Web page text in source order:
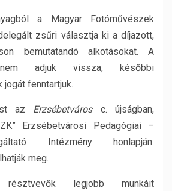
a Magyar Fotóművészek
zsűri választja ki a díjazott,
bemutatandó alkotásokat. A
nem adjuk vissza, későbbi
fenntartjuk.
az Erzsébetvárosc. újságban,
Erzsébetvárosi Pedagógiai –
Intézmény honlapján:
meg.
legjobb munkáit